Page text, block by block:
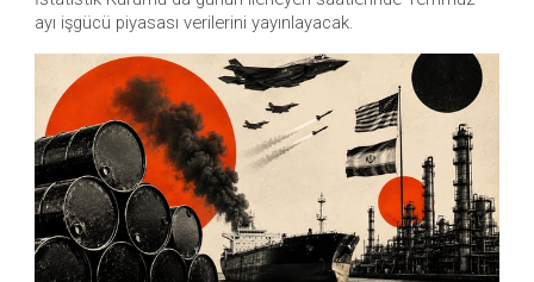
ayı işgücü piyasası verilerini yayınlayacak.